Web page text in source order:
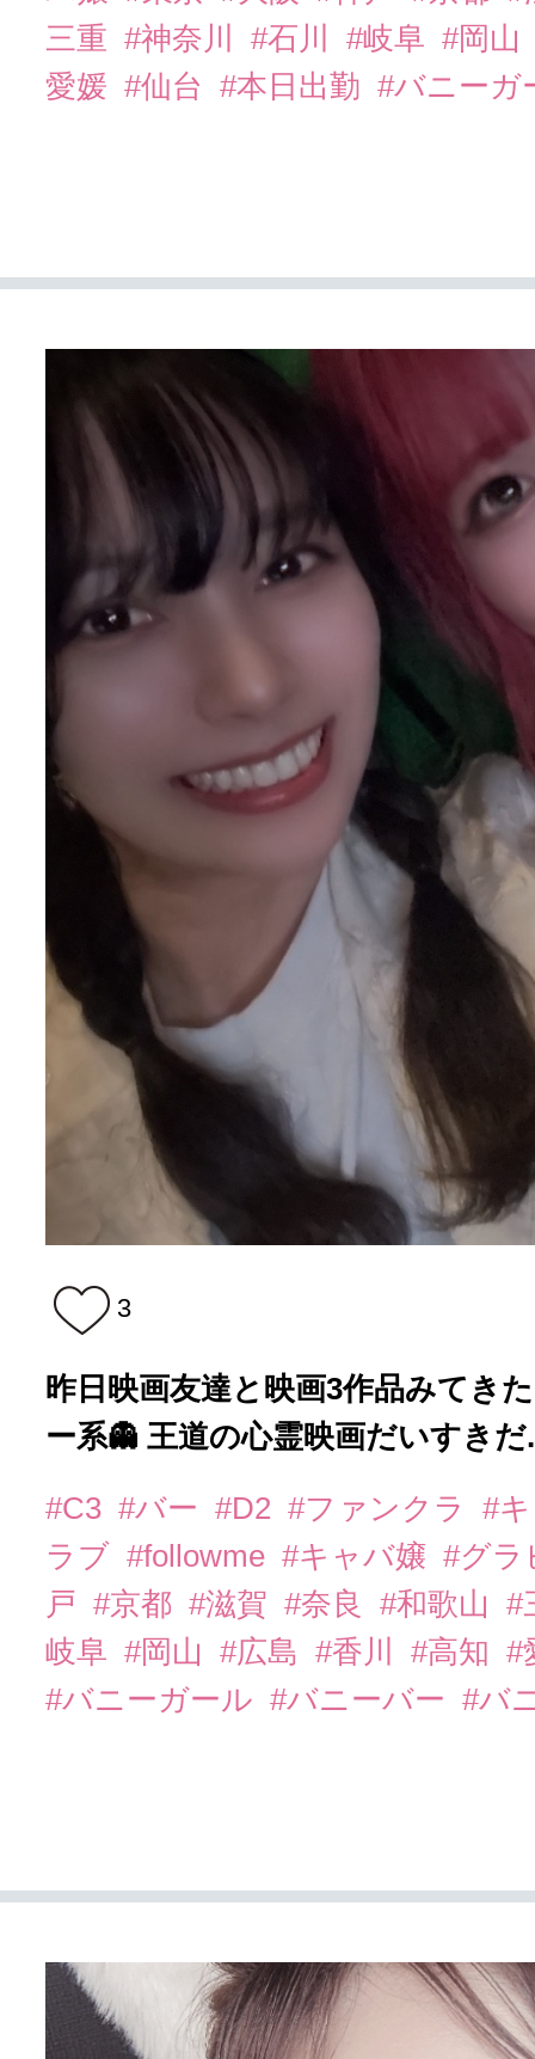
三重 #神奈川 #石川 #岐阜 #岡山
愛媛 #仙台 #本日出勤 #バニーガ
3
昨日映画友達と映画3作品みてき
ー系👻 王道の心霊映画だいすきだ
#C3 #バー #D2 #ファンクラ
#
ラブ #followme #キャバ嬢 #グ
戸 #京都 #滋賀 #奈良 #和歌山
#
岐阜 #岡山 #広島 #香川 #高知 #
#バニーガール #バニーバー #バ